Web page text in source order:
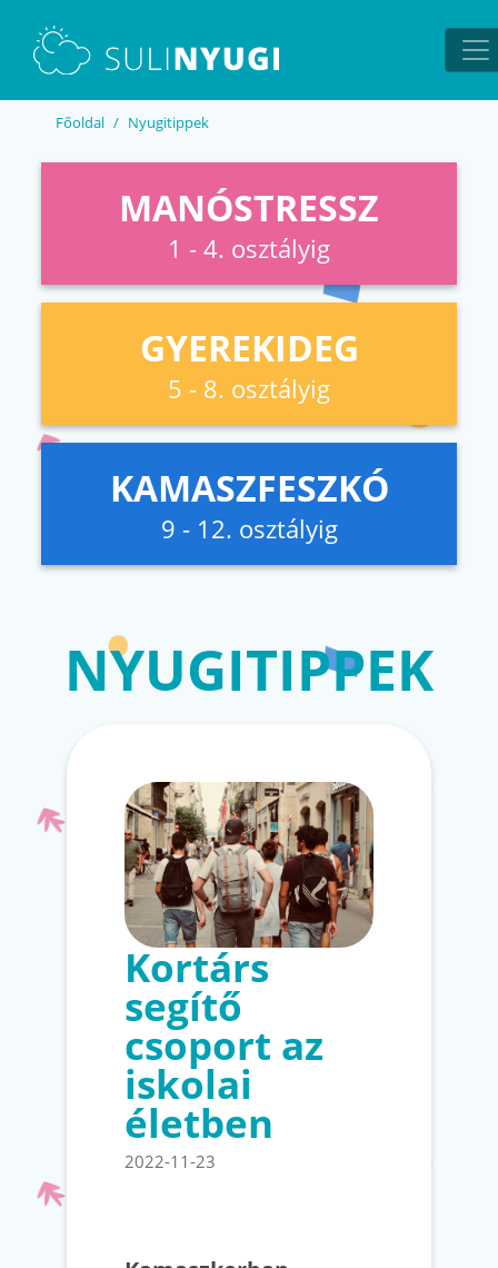
Főoldal Nyugitippek
MANÓSTRESSZ
1 - 4. osztályig
GYEREKIDEG
5 - 8. osztályig
KAMASZFESZKÓ
9 - 12. osztályig
NYUGITIPPEK
Kortárs
segítő
csoport az
iskolai
életben
2022-11-23